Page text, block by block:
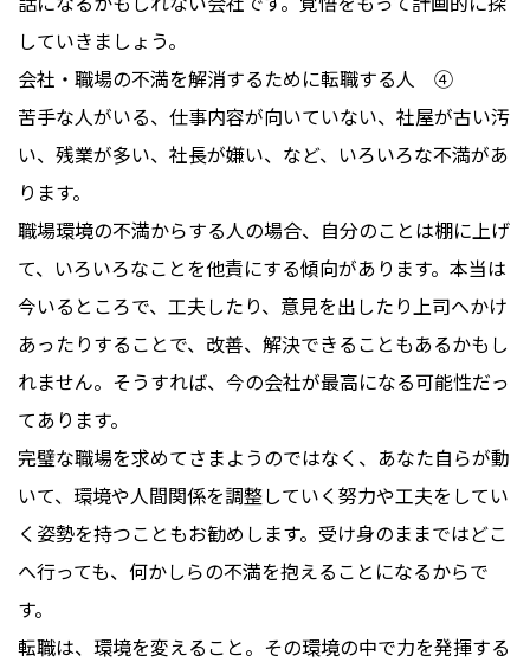
していきましょう。
会社・職場の不満を解消するために転職する人 ④
苦手な人がいる、仕事内容が向いていない、社屋が古い汚
い、残業が多い、社長が嫌い、など、いろいろな不満があ
ります。
職場環境の不満からする人の場合、自分のことは棚に上げ
て、いろいろなことを他責にする傾向があります。本当は
今いるところで、工夫したり、意見を出したり上司へかけ
あったりすることで、改善、解決できることもあるかもし
れません。そうすれば、今の会社が最高になる可能性だっ
てあります。
完璧な職場を求めてさまようのではなく、あなた自らが動
いて、環境や人間関係を調整していく努力や工夫をしてい
く姿勢を持つこともお勧めします。受け身のままではどこ
へ行っても、何かしらの不満を抱えることになるからで
す。
転職は、環境を変えること。その環境の中で力を発揮する